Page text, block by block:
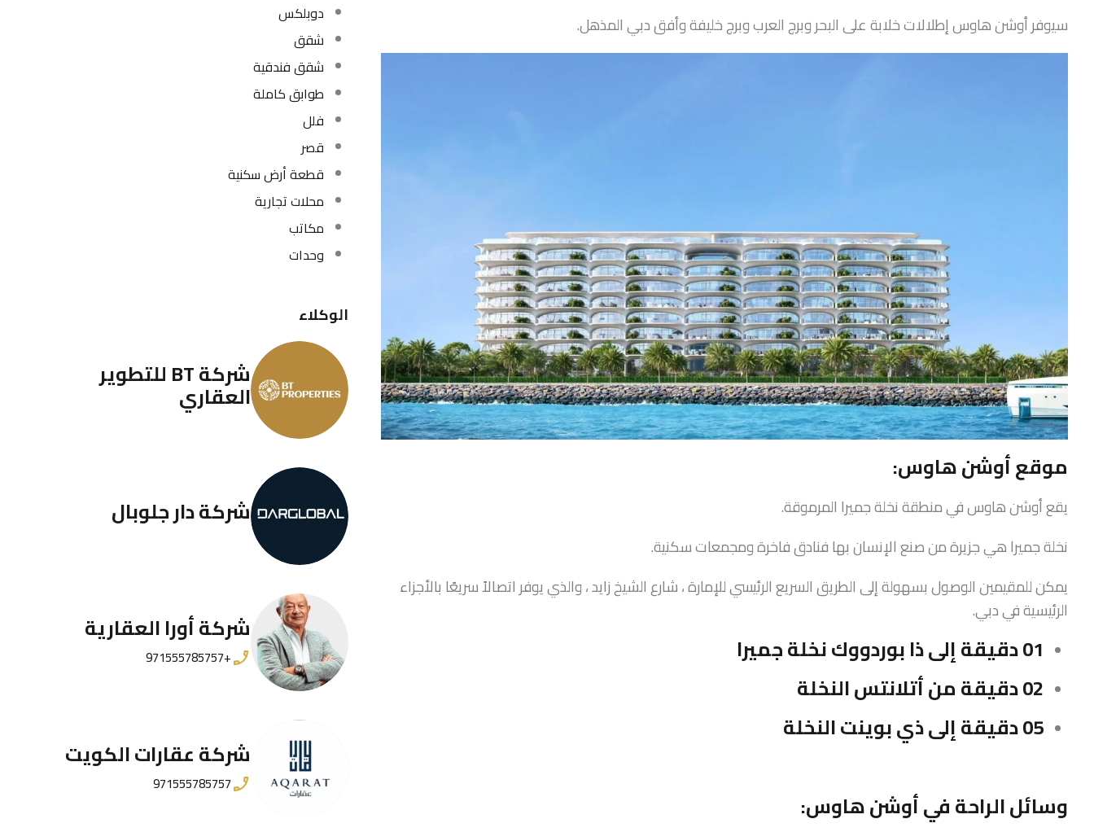
سيوفر أوشن هاوس إطلالات خلابة على البحر وبرج العرب وبرج خليفة وأفق دبي المذهل.
موقع أوشن هاوس:
يقع أوشن هاوس في منطقة نخلة جميرا المرموقة.
نخلة جميرا هي جزيرة من صنع الإنسان بها فنادق فاخرة ومجمعات سكنية.
يمكن للمقيمين الوصول بسهولة إلى الطريق السريع الرئيسي للإمارة ، شارع الشيخ زايد ، والذي يوفر اتصالاً سريعًا بالأجزاء
الرئيسية في دبي.
01 دقيقة إلى ذا بوردووك نخلة جميرا
02 دقيقة من أتلانتس النخلة
05 دقيقة إلى ذي بوينت النخلة
وسائل الراحة في أوشن هاوس:
دوبلكس
شقق
شقق فندقية
طوابق كاملة
فلل
قصر
قطعة أرض سكنية
محلات تجارية
مكاتب
وحدات
الوكلاء
شركة BT للتطوير
العقاري
شركة دار جلوبال
شركة أورا العقارية
+971555785757
شركة عقارات الكويت
971555785757